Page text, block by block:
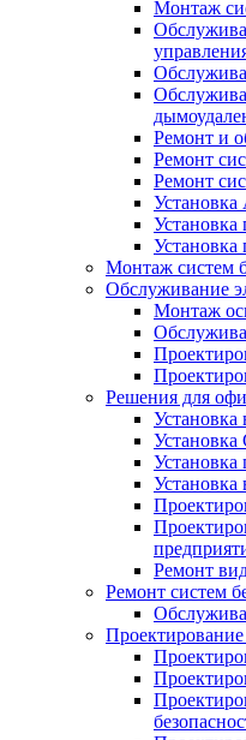
Монтаж
Ремонт и
Ремонт
Ремонт
Установка
Монтаж систем
Обслуживание
Монтаж
Решения для
Установка
Ремонт
Ремонт систем
Проектирование